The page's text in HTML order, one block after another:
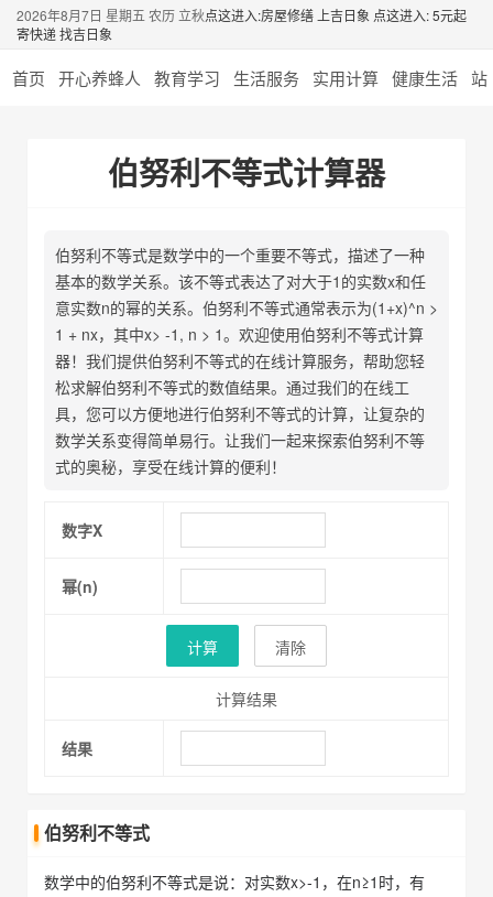
2026年8月7日 星期五 农历 立秋点这进入:房屋修缮 上吉日象 点这进入: 5元起
寄快递 找吉日象
首页 开心养蜂人 教育学习 生活服务 实用计算 健康生活 站
伯努利不等式计算器
伯努利不等式是数学中的一个重要不等式，描述了一种
基本的数学关系。该不等式表达了对大于1的实数x和任
意实数n的幂的关系。伯努利不等式通常表示为(1+x)^n >
1 + nx，其中x> -1, n > 1。欢迎使用伯努利不等式计算
器！我们提供伯努利不等式的在线计算服务，帮助您轻
松求解伯努利不等式的数值结果。通过我们的在线工
具，您可以方便地进行伯努利不等式的计算，让复杂的
数学关系变得简单易行。让我们一起来探索伯努利不等
式的奥秘，享受在线计算的便利！
数字X
幂(n)
计算 清除
计算结果
结果
伯努利不等式
数学中的伯努利不等式是说：对实数x>-1，在n≥1时，有